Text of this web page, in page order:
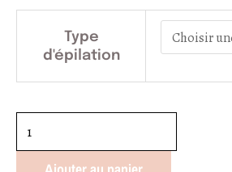
Type
d'épilation
Bras